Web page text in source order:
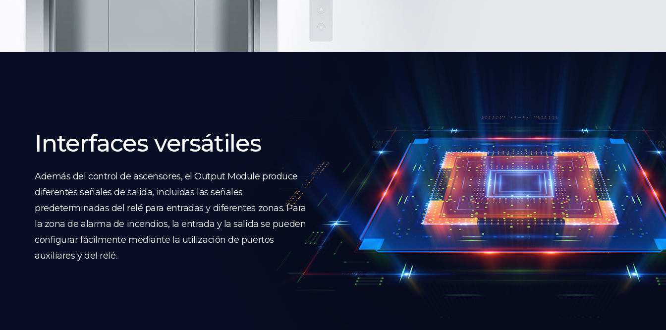
Interfaces versátiles
Además del control de ascensores, el Output Module produce
diferentes señales de salida, incluidas las señales
predeterminadas del relé para entradas y diferentes zonas. Para
la zona de alarma de incendios, la entrada y la salida se pueden
configurar fácilmente mediante la utilización de puertos
auxiliares y del relé.